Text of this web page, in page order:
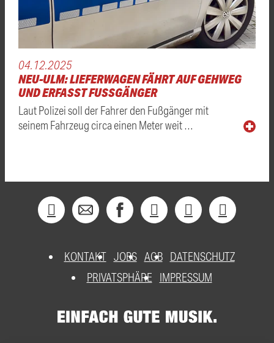
04.12.2025
NEU-ULM: LIEFERWAGEN FÄHRT AUF GEHWEG
UND ERFASST FUSSGÄNGER
Laut Polizei soll der Fahrer den Fußgänger mit
seinem Fahrzeug circa einen Meter weit …
KONTAKT JOBS AGB DATENSCHUTZ
PRIVATSPHÄRE
IMPRESSUM